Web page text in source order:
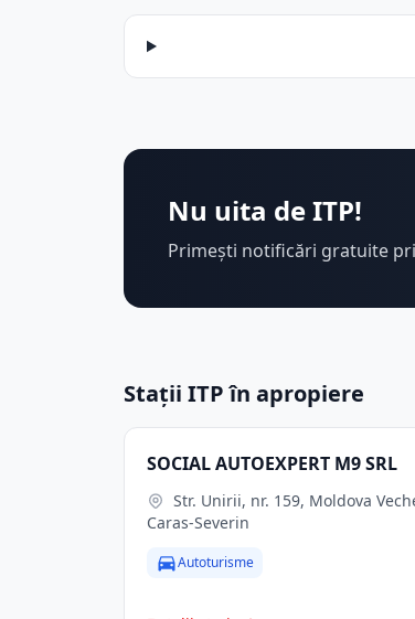
Nu uita de ITP!
Primești notificări gratuite
Stații ITP în apropiere
SOCIAL AUTOEXPERT M9 SRL
Caras-Severin
Autoturisme